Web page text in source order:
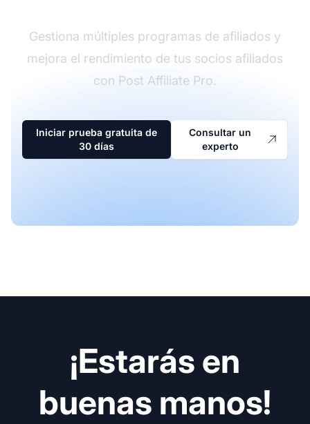
Gestiona múltiples programas de afiliados y
mejora el rendimiento de tus socios afiliados
con Post Affiliate Pro.
Iniciar prueba gratuita de
30 días
Consultar un
experto
¡Estarás en
buenas manos!